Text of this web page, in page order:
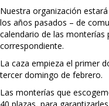
Nuestra organización
los años pasados – de
calendario de las
correspondiente.
La caza empieza el primer
tercer domingo de febrero.
Las monterías que